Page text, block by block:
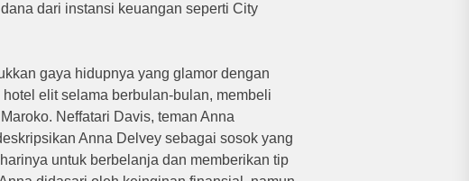
dari instansi keuangan seperti City
gaya hidupnya yang glamor dengan
elit selama berbulan-bulan, membeli
Neffatari Davis, teman Anna
Anna Delvey sebagai sosok yang
untuk berbelanja dan memberikan tip